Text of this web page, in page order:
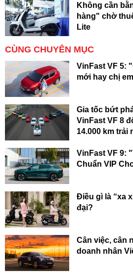
Không cần
hàng" chờ
Lite
CÙNG CHUYÊN MỤC
VinFast VF 5:
mới hay chị
Gia tốc bứt
VinFast VF 8
14.000 km trải
VinFast VF 9:
Chuẩn VIP
Điều gì là “xa
đại?
Cân việc, cân
doanh nhân